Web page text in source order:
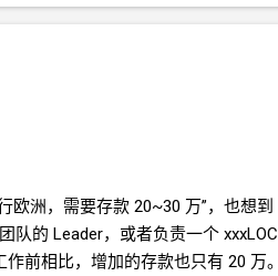
欧洲，需要存款 20~30 万”，也想到
队的 Leader，或者负责一个 xxxLOC
作前相比，增加的存款也只有 20 万。